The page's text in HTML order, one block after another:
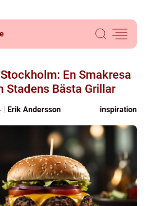
En Smakresa
Stadens Bästa Grillar
Erik Andersson inspiration